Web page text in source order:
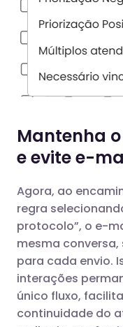
Mantenha
e evite e-
Agora, ao
regra
protocolo”, o e-
mesma
para cada envio.
interações
único fluxo,
continuidade do